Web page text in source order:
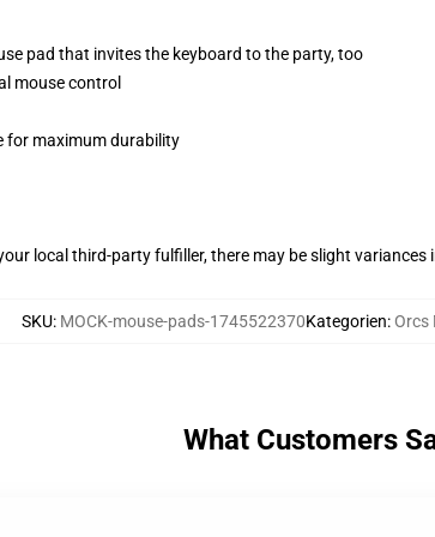
pad that invites the keyboard to the party, too
mouse control
for maximum durability
local third-party fulfiller, there may be slight variances
SKU: MOCK-mouse-pads-1745522370Kategorien:Orcs
What Customers